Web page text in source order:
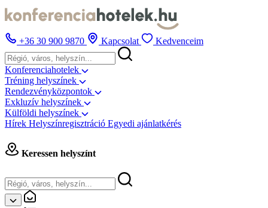
+36 30 900 9870 Kapcsolat Kedvenceim
Konferenciahotelek
Tréning helyszínek
Rendezvényközpontok
Exkluzív helyszínek
Külföldi helyszínek
Hírek Helyszínregisztráció Egyedi ajánlatkérés
Keressen helyszínt